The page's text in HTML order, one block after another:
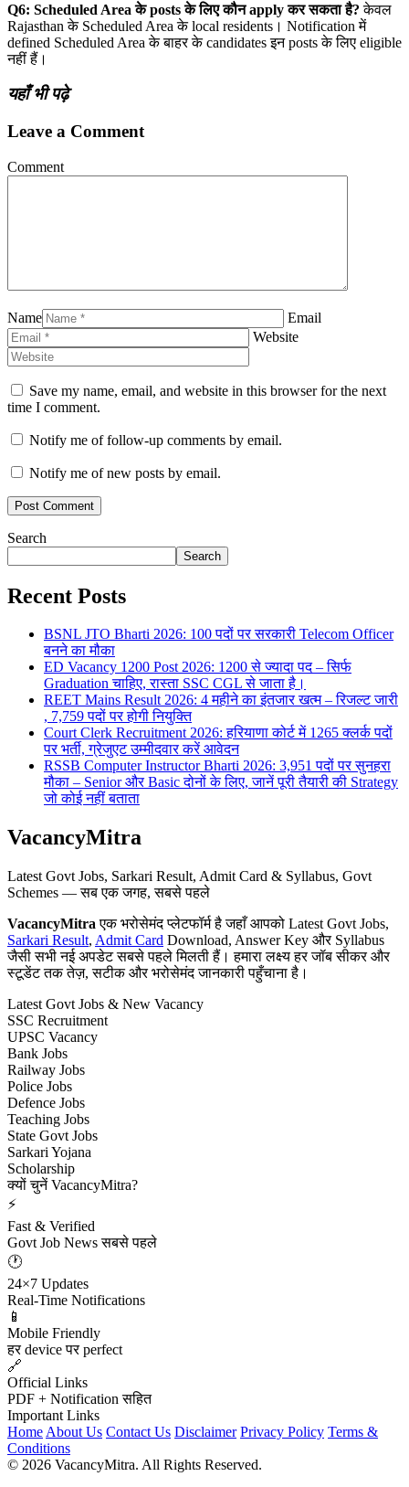
Q6: Scheduled Areaके postsके लिए कौन applyकर सकता है? केवल
Rajasthan के Scheduled Area के local residents। Notification में
defined Scheduled Area के बाहर के candidates इन posts के लिए eligible
नहीं हैं।
यहाँ भी पढ़े
Leave a Comment
Comment
Name
Email
Website
Save my name, email, and website in this browser for the next
time I comment.
Notify me of follow-up comments by email.
Notify me of new posts by email.
Search
Search
Recent Posts
BSNL JTO Bharti 2026: 100 पदों पर सरकारी Telecom Officer
बनने का मौका
ED Vacancy 1200 Post 2026: 1200 से ज्यादा पद – सिर्फ
Graduation चाहिए, रास्ता SSC CGL से जाता है।
REET Mains Result 2026: 4 महीने का इंतजार खत्म – रिजल्ट जारी
, 7,759 पदों पर होगी नियुक्ति
Court Clerk Recruitment 2026: हरियाणा कोर्ट में 1265 क्लर्क पदों
पर भर्ती, ग्रेजुएट उम्मीदवार करें आवेदन
RSSB Computer Instructor Bharti 2026: 3,951 पदों पर सुनहरा
मौका – Senior और Basic दोनों के लिए, जानें पूरी तैयारी की Strategy
जो कोई नहीं बताता
VacancyMitra
Latest Govt Jobs, Sarkari Result, Admit Card & Syllabus, Govt
Schemes — सब एक जगह, सबसे पहले
VacancyMitra एक भरोसेमंद प्लेटफॉर्म है जहाँ आपको Latest Govt Jobs,
Sarkari Result, Admit Card Download, Answer Key और Syllabus
जैसी सभी नई अपडेट सबसे पहले मिलती हैं। हमारा लक्ष्य हर जॉब सीकर और
स्टूडेंट तक तेज़, सटीक और भरोसेमंद जानकारी पहुँचाना है।
Latest Govt Jobs & New Vacancy
SSC Recruitment
UPSC Vacancy
Bank Jobs
Railway Jobs
Police Jobs
Defence Jobs
Teaching Jobs
State Govt Jobs
Sarkari Yojana
Scholarship
क्यों चुनें VacancyMitra?
⚡
Fast & Verified
Govt Job News सबसे पहले
🕐
24×7 Updates
Real-Time Notifications
📱
Mobile Friendly
हर device पर perfect
🔗
Official Links
PDF + Notification सहित
Important Links
Home About Us Contact Us Disclaimer Privacy Policy Terms &
Conditions
© 2026 VacancyMitra. All Rights Reserved.